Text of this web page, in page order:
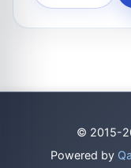
© 2015-
Powered by